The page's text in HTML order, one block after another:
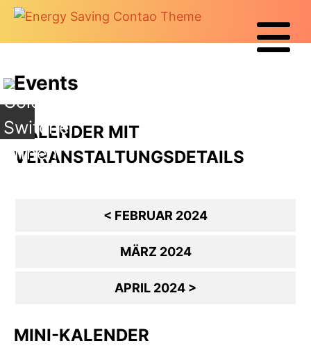
Events
KALENDER MIT
VERANSTALTUNGSDETAILS
< FEBRUAR 2024
MÄRZ 2024
APRIL 2024 >
MINI-KALENDER